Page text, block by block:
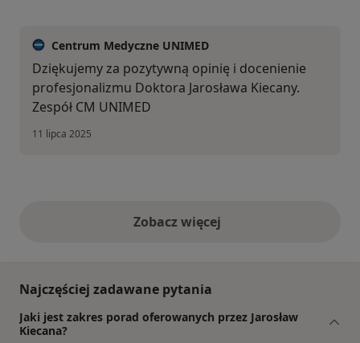
Centrum Medyczne UNIMED
Dziękujemy za pozytywną opinię i docenienie
profesjonalizmu Doktora Jarosława Kiecany.
Zespół CM UNIMED
11 lipca 2025
Zobacz więcejopinie powyżej
Najczęściej zadawane pytania
Jaki jest zakres porad oferowanych przez Jarosław
Kiecana?